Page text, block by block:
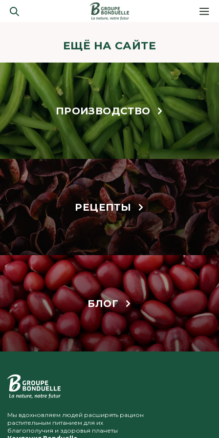
ЕЩЁ НА САЙТЕ
ПРОИЗВОДСТВО
РЕЦЕПТЫ
БЛОГ
Мы вдохновляем людей расширять рацион
растительным питанием для их
благополучия и здоровья планеты